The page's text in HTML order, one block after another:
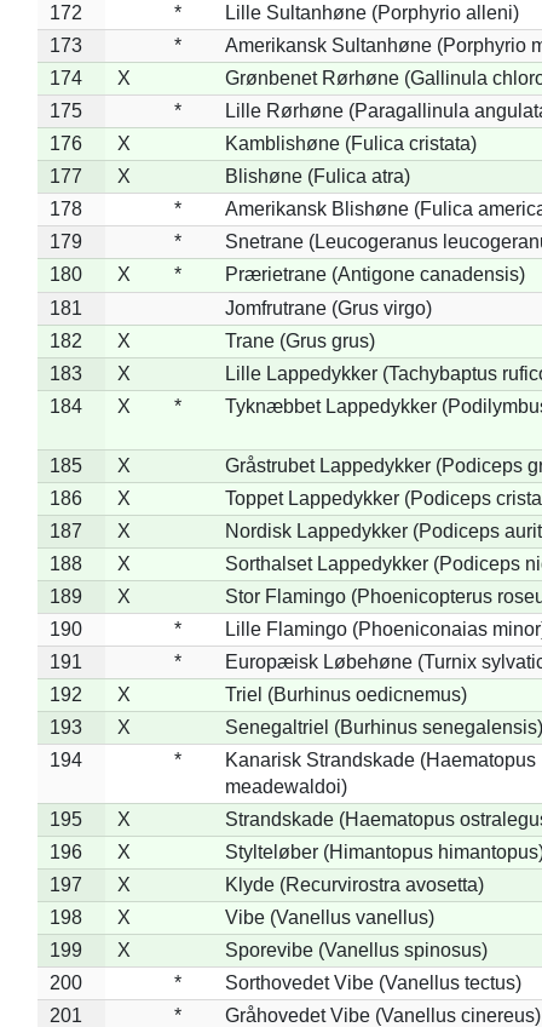
172
*
Lille Sultanhøne (Porphyrio alleni)
173
*
Amerikansk Sultanhøne (Porphyrio
174
X
Grønbenet Rørhøne (Gallinula
175
*
Lille Rørhøne (Paragallinula
176
X
Kamblishøne (Fulica cristata)
177
X
Blishøne (Fulica atra)
178
*
Amerikansk Blishøne (Fulica
179
*
Snetrane (Leucogeranus
180
X *
Prærietrane (Antigone canadensis)
181
Jomfrutrane (Grus virgo)
182
X
Trane (Grus grus)
183
X
Lille Lappedykker (Tachybaptus
184
X * Tyknæbbet Lappedykker
185 X
Gråstrubet Lappedykker (Podiceps
186
X
Toppet Lappedykker (Podiceps
187
X
Nordisk Lappedykker (Podiceps
188
X
Sorthalset Lappedykker (Podiceps
189
X
Stor Flamingo (Phoenicopterus
190
*
Lille Flamingo (Phoeniconaias
191
*
Europæisk Løbehøne (Turnix
192
X
Triel (Burhinus oedicnemus)
193
X
Senegaltriel (Burhinus senegalensis)
194
*
Kanarisk Strandskade (Haematopus
meadewaldoi)
195
X
Strandskade (Haematopus
196
X
Stylteløber (Himantopus
197
X
Klyde (Recurvirostra avosetta)
198
X
Vibe (Vanellus vanellus)
199
X
Sporevibe (Vanellus spinosus)
200
*
Sorthovedet Vibe (Vanellus tectus)
201
*
Gråhovedet Vibe (Vanellus cinereus)